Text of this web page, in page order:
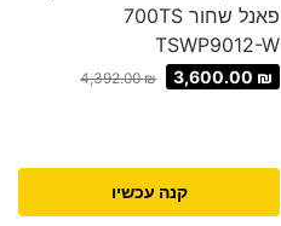
פאנל שחור 700TS
TSWP9012-W
4,392.00₪ 3,600.00 ₪
קנה עכשיו